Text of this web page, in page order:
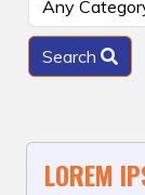
Search
LOREM